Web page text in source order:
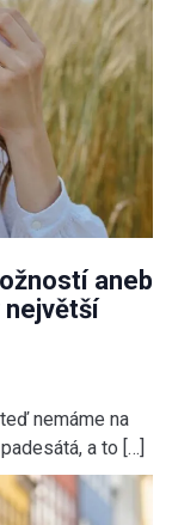
aneb
největší
nemáme na
a to […]